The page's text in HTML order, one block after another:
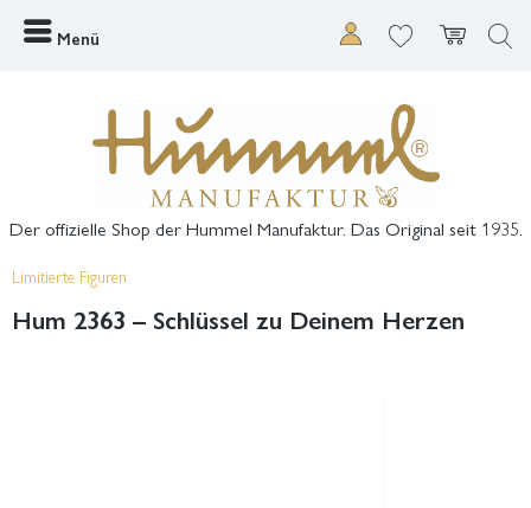
Menü
Der offizielle Shop der Hummel Manufaktur. Das Original seit 1935.
Limitierte Figuren
Hum 2363 – Schlüssel zu Deinem Herzen